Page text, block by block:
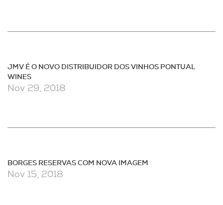
JMV É O NOVO DISTRIBUIDOR DOS VINHOS PONTUAL
WINES
Nov 29, 2018
BORGES RESERVAS COM NOVA IMAGEM
Nov 15, 2018